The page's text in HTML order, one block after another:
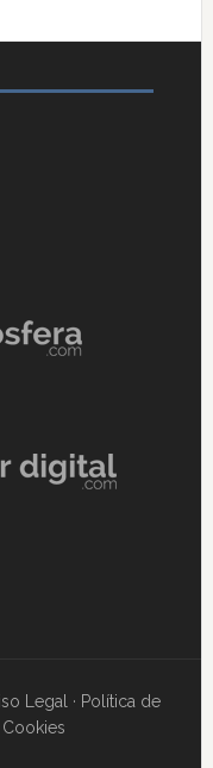
Legal · Política de